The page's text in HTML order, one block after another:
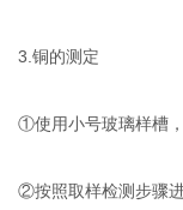
3.铜的测定
①使用小号玻璃样槽
②按照取样检测步骤